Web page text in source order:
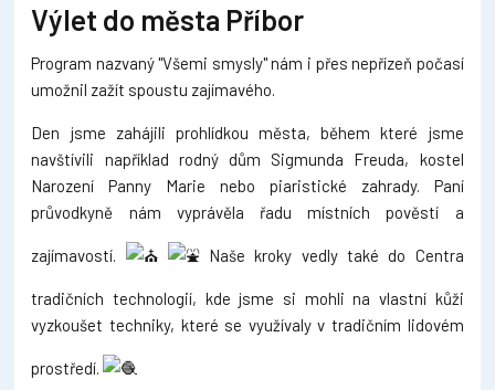
Výlet do města Příbor
Program nazvaný "Všemi smysly" nám i přes nepřízeň počasí
umožnil zažít spoustu zajímavého.
Den jsme zahájili prohlídkou města, během které jsme
navštívili například rodný dům Sigmunda Freuda, kostel
Narození Panny Marie nebo piaristické zahrady. Paní
průvodkyně nám vyprávěla řadu místních pověstí a
zajímavostí. Naše kroky vedly také do Centra
tradičních technologií, kde jsme si mohli na vlastní kůži
vyzkoušet techniky, které se využívaly v tradičním lidovém
prostředí.